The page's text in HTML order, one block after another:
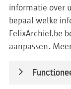
informatie over
bepaal welke
FelixArchief.be
aanpassen.